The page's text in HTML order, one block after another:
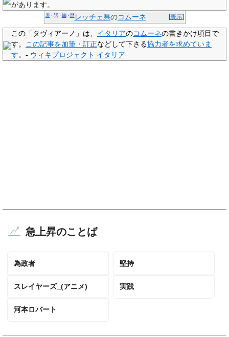
があります。
[表示]
表・ 話・ 編・ 歴レッチェ県のコムーネ
この「 タヴィアーノ 」は、 イタリアのコムーネの書きかけ項目 で
す。 この記事を加筆・訂正などして下さる協力者を求めていま
す。- ウィキプロジェクト イタリア
急上昇のことば
為政者 堅持
スレイヤーズ_(アニメ) 実践
河本ロバート